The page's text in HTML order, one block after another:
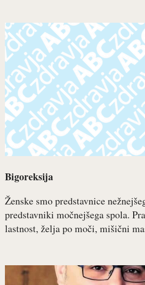
Bigoreksija
Ženske smo predstavnice
predstavniki močnejšega spola.
lastnost, želja po moči, mišični